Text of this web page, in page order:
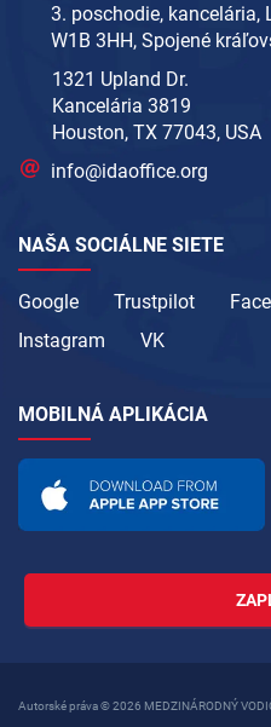
3. poschodie, kancelária,
W1B 3HH, Spojené
1321 Upland Dr.
Kancelária 3819
Houston, TX 77043, USA
info@idaoffice.org
NAŠA SOCIÁLNE SIETE
Google Trustpilot
Instagram
VK
MOBILNÁ APLIKÁCIA
Autorské práva © 2026 MEDZINÁRODNÝ